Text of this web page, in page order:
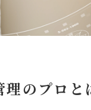
理のプロと